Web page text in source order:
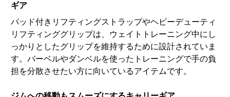
ギア
パッド付きリフティングストラップやヘビーデューティ
リフティンググリップは、ウェイトトレーニング中にし
っかりとしたグリップを維持するために設計されていま
す。バーベルやダンベルを使ったトレーニングで手の負
担を分散させたい方に向いているアイテムです。